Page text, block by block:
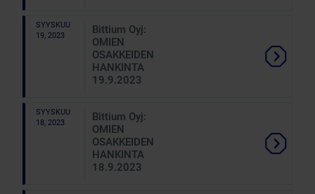
SYYSKUU
19, 2023
Bittium Oyj:
OMIEN
OSAKKEIDEN
HANKINTA
19.9.2023
SYYSKUU
18, 2023
Bittium Oyj:
OMIEN
OSAKKEIDEN
HANKINTA
18.9.2023